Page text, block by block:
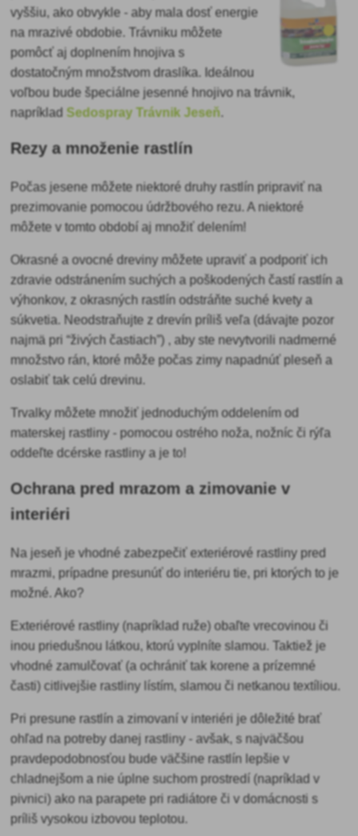
vyššiu, ako obvykle - aby mala dosť energie
na mrazivé obdobie. Trávniku môžete
pomôcť aj doplnením hnojiva s
dostatočným množstvom draslíka. Ideálnou
voľbou bude špeciálne jesenné hnojivo na trávnik,
napríkladSedospray Trávnik Jeseň.
Rezy a množenie rastlín
Počas jesene môžete niektoré druhy rastlín pripraviť na
prezimovaniepomocou údržbového rezu. A niektoré
môžete v tomto období aj množiť delením!
Okrasné a ovocné dreviny môžete upraviť a podporiť ich
zdravieodstránením suchých a poškodených častí rastlín a
výhonkov, z okrasných rastlín odstráňte suché kvety a
súkvetia. Neodstraňujte z drevín príliš veľa (dávajte pozor
najmä pri “živých častiach”) , aby ste nevytvorili nadmerné
množstvo rán, ktoré môže počas zimy napadnúť pleseň a
oslabiť tak celú drevinu.
Trvalky môžetemnožiť jednoduchým oddelením od
materskej rastliny - pomocou ostrého noža, nožníc či rýľa
oddeľte dcérske rastliny a je to!
Ochrana pred mrazom a zimovanie v
interiéri
Na jeseň je vhodnézabezpečiť exteriérové rastliny pred
mrazmi, prípadne presunúť do interiéru tie, pri ktorých to je
možné. Ako?
Exteriérové rastliny (napríklad ruže) obaľte vrecovinou či
inou priedušnou látkou, ktorú vyplníte slamou. Taktiež je
vhodné zamulčovať (a ochrániť tak korene a prízemné
časti) citlivejšie rastliny lístím, slamou či netkanou textíliou.
Pri presune rastlín a zimovaní v interiéri je dôležité brať
ohľad na potreby danej rastliny - avšak, s najväčšou
pravdepodobnosťou bude väčšine rastlín lepšie v
chladnejšom a nie úplne suchom prostredí (napríklad v
pivnici) ako na parapete pri radiátore či v domácnosti s
príliš vysokou izbovou teplotou.